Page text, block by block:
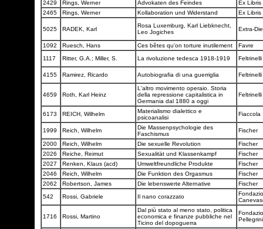
2429 Rings, Werner Advokaten des Feindes
Ex Libris
2465
Rings, Werner Kollaboration und Widerstand Ex Libris
5025 RADEK, Karl
Rosa Luxemburg, Karl Liebknecht,
Leo Jogiches
Extra-
1092 Ruesch, Hans Ces bêtes qu'on torture inutilement
Favre
1117
Ritter, G.A.; Miller, S. La rivoluzione tedesca 1918-1919 Feltrinelli
4155 Ramirez, Ricardo Autobiografia di una guerriglia Feltrinelli
4659 Roth, Karl Heinz
L'altro movimento operaio. Storia
della repressione capitalistica in
Germania dal 1880 a oggi
Feltrinelli
6173 REICH, Wilhelm
Materialismo dialettico e
psicoanalisi
Fiaccola
1999 Reich, Wilhelm
Die Massenpsychologie des
Faschismus
Fischer
2000 Reich, Wilhelm Die sexuelle Revolution
Fischer
2026
Reiche, Reimut Sexualität und Klassenkampf
Fischer
2027
Renken, Klaus (acd) Umweltfreundliche Produkte
Fischer
2046
Reich, Wilhelm Die Funktion des Orgasmus
Fischer
2062
Robertson, James Die lebenswerte Alternative
Fischer
542
Rossi, Gabriele Il nano corazzato
1716 Rossi, Martino
Dal più stato al meno stato, politica
economica e finanze pubbliche nel
Ticino del dopoguerra